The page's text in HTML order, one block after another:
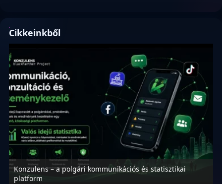
Cikkeinkből
Konzulens – a polgári kommunikációs és statisztikai
platform